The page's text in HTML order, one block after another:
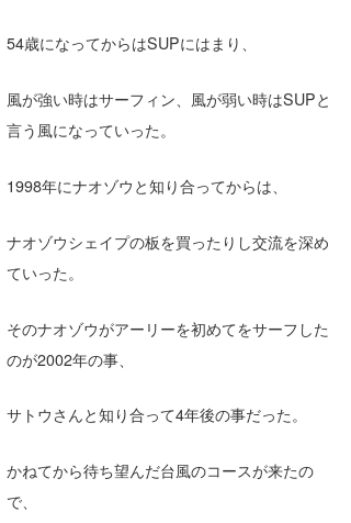
54歳になってからはSUPにはまり、
風が強い時はサーフィン、風が弱い時はSUPと
言う風になっていった。
1998年にナオゾウと知り合ってからは、
ナオゾウシェイプの板を買ったりし交流を深め
ていった。
そのナオゾウがアーリーを初めてをサーフした
のが2002年の事、
サトウさんと知り合って4年後の事だった。
かねてから待ち望んだ台風のコースが来たの
で、